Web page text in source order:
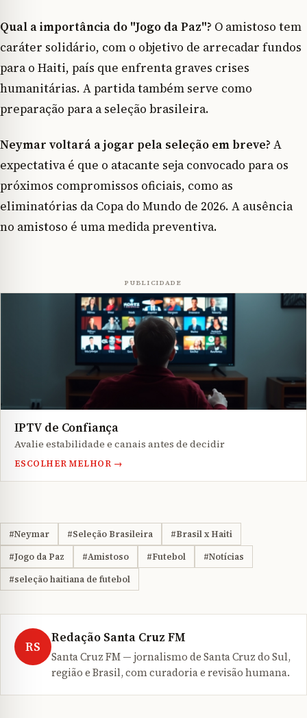
Qual a importância do "Jogo da Paz"? O amistoso tem
caráter solidário, com o objetivo de arrecadar fundos
para o Haiti, país que enfrenta graves crises
humanitárias. A partida também serve como
preparação para a seleção brasileira.
Neymar voltará a jogar pela seleção em breve? A
expectativa é que o atacante seja convocado para os
próximos compromissos oficiais, como as
eliminatórias da Copa do Mundo de 2026. A ausência
no amistoso é uma medida preventiva.
PUBLICIDADE
IPTV de Confiança
Avalie estabilidade e canais antes de decidir
ESCOLHER MELHOR →
#Neymar #Seleção Brasileira
#Brasil x Haiti
#Jogo da Paz
#Amistoso #Futebol
#Notícias
#seleção haitiana de futebol
RS
Redação Santa Cruz FM
Santa Cruz FM — jornalismo de Santa Cruz do Sul,
região e Brasil, com curadoria e revisão humana.